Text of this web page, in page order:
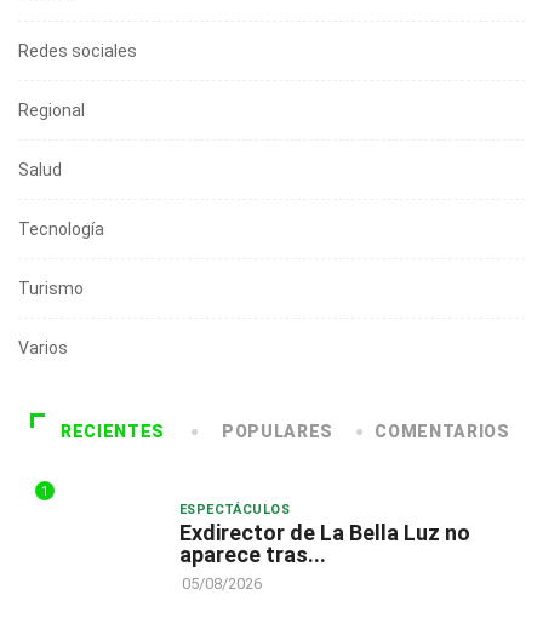
Redes sociales
Regional
Salud
Tecnología
Turismo
Varios
RECIENTES POPULARES COMENTARIOS
1
ESPECTÁCULOS
Exdirector de La Bella Luz no
aparece tras...
05/08/2026